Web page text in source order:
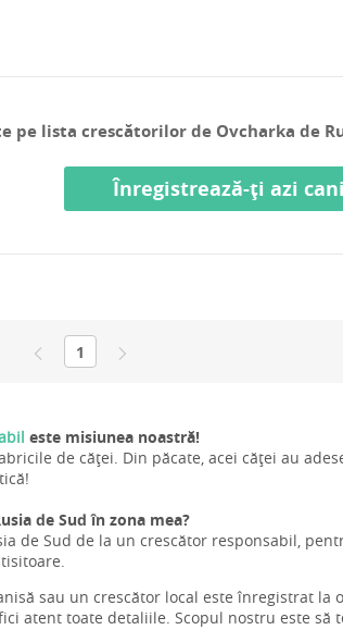
pe lista crescătorilor de Ovcharka de
Înregistrează-ți azi
1
este misiunea noastră!
de căței. Din păcate, acei căței au
de Sud în zona mea?
de Sud de la un crescător responsabil,
sau un crescător local este înregistrat la
atent toate detaliile. Scopul nostru este să